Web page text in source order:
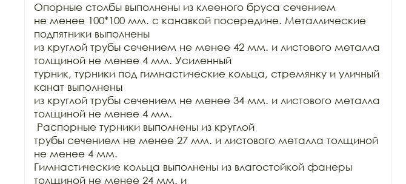
Опорные столбы выполнены из клееного бруса сечением
не менее 100*100 мм. с канавкой посередине. Металлические
подпятники выполнены
из круглой трубы сечением не менее 42 мм. и листового металла
толщиной не менее 4 мм. Усиленный
турник, турники под гимнастические кольца, стремянку и уличный
канат выполнены
из круглой трубы сечением не менее 34 мм. и листового металла
толщиной не менее 4 мм.
Распорные турники выполнены из круглой
трубы сечением не менее 27 мм. и листового металла толщиной
не менее 4 мм.
Гимнастические кольца выполнены из влагостойкой фанеры
толщиной не менее 24 мм. и